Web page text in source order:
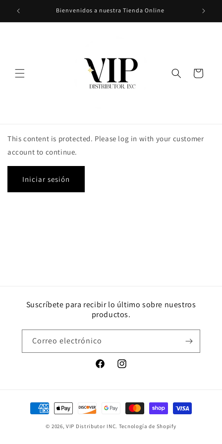
directamente
al contenido
Bienvenidos a nuestra Tienda Online
Carrito
This content is protected. Please log in with your customer
account to continue.
Iniciar sesión
Suscríbete para recibir lo último sobre nuestros
productos.
Correo electrónico
FacebookInstagram
Formas
de
© 2026,VIP Distributor INC. Tecnología de Shopify